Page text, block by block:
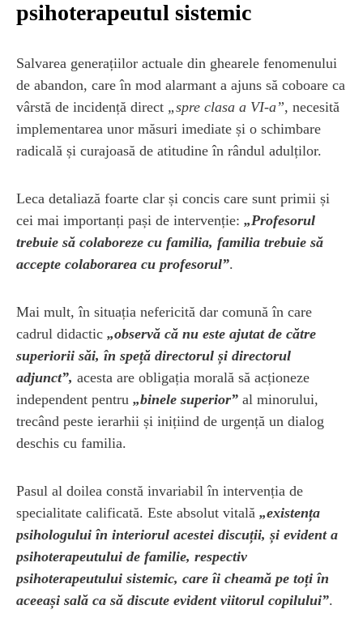
psihoterapeutul sistemic
Salvarea generațiilor actuale din ghearele fenomenului
de abandon, care în mod alarmant a ajuns să coboare ca
vârstă de incidență direct „spre clasa a VI-a”, necesită
implementarea unor măsuri imediate și o schimbare
radicală și curajoasă de atitudine în rândul adulților.
Leca detaliază foarte clar și concis care sunt primii și
cei mai importanți pași de intervenție: „Profesorul
trebuie să colaboreze cu familia, familia trebuie să
accepte colaborarea cu profesorul”.
Mai mult, în situația nefericită dar comună în care
cadrul didactic „observă că nu este ajutat de către
superiorii săi, în speță directorul și directorul
adjunct”, acesta are obligația morală să acționeze
independent pentru „binele superior” al minorului,
trecând peste ierarhii și inițiind de urgență un dialog
deschis cu familia.
Pasul al doilea constă invariabil în intervenția de
specialitate calificată. Este absolut vitală „existența
psihologului în interiorul acestei discuții, și evident a
psihoterapeutului de familie, respectiv
psihoterapeutului sistemic, care îi cheamă pe toți în
aceeași sală ca să discute evident viitorul copilului”.